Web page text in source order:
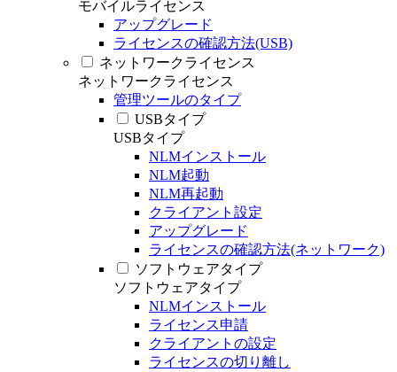
モバイルライセンス
アップグレード
ライセンスの確認方法(USB)
ネットワークライセンス
ネットワークライセンス
管理ツールのタイプ
USBタイプ
USBタイプ
NLMインストール
NLM起動
NLM再起動
クライアント設定
アップグレード
ライセンスの確認方法(ネットワーク)
ソフトウェアタイプ
ソフトウェアタイプ
NLMインストール
ライセンス申請
クライアントの設定
ライセンスの切り離し